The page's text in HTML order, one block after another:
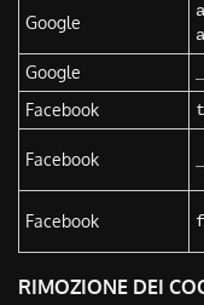
Google
Google
Facebook
Facebook
Facebook
RIMOZIONE DEI